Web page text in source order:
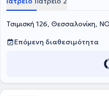
διατελέσει Επιμελητής στην
έργο, με ανακοινώσεις σε
και δημοσιεύσεις σε ελληνικά
είναι μέλος της Ελληνικής
of Urology, της Endourological
Τσιμισκή 126,
Επόμενη διαθεσιμότητα